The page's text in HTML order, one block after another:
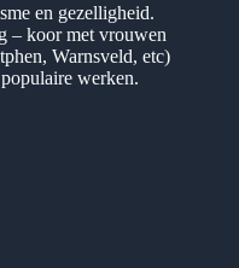
en gezelligheid.
– koor met vrouwen
Warnsveld, etc)
werken.